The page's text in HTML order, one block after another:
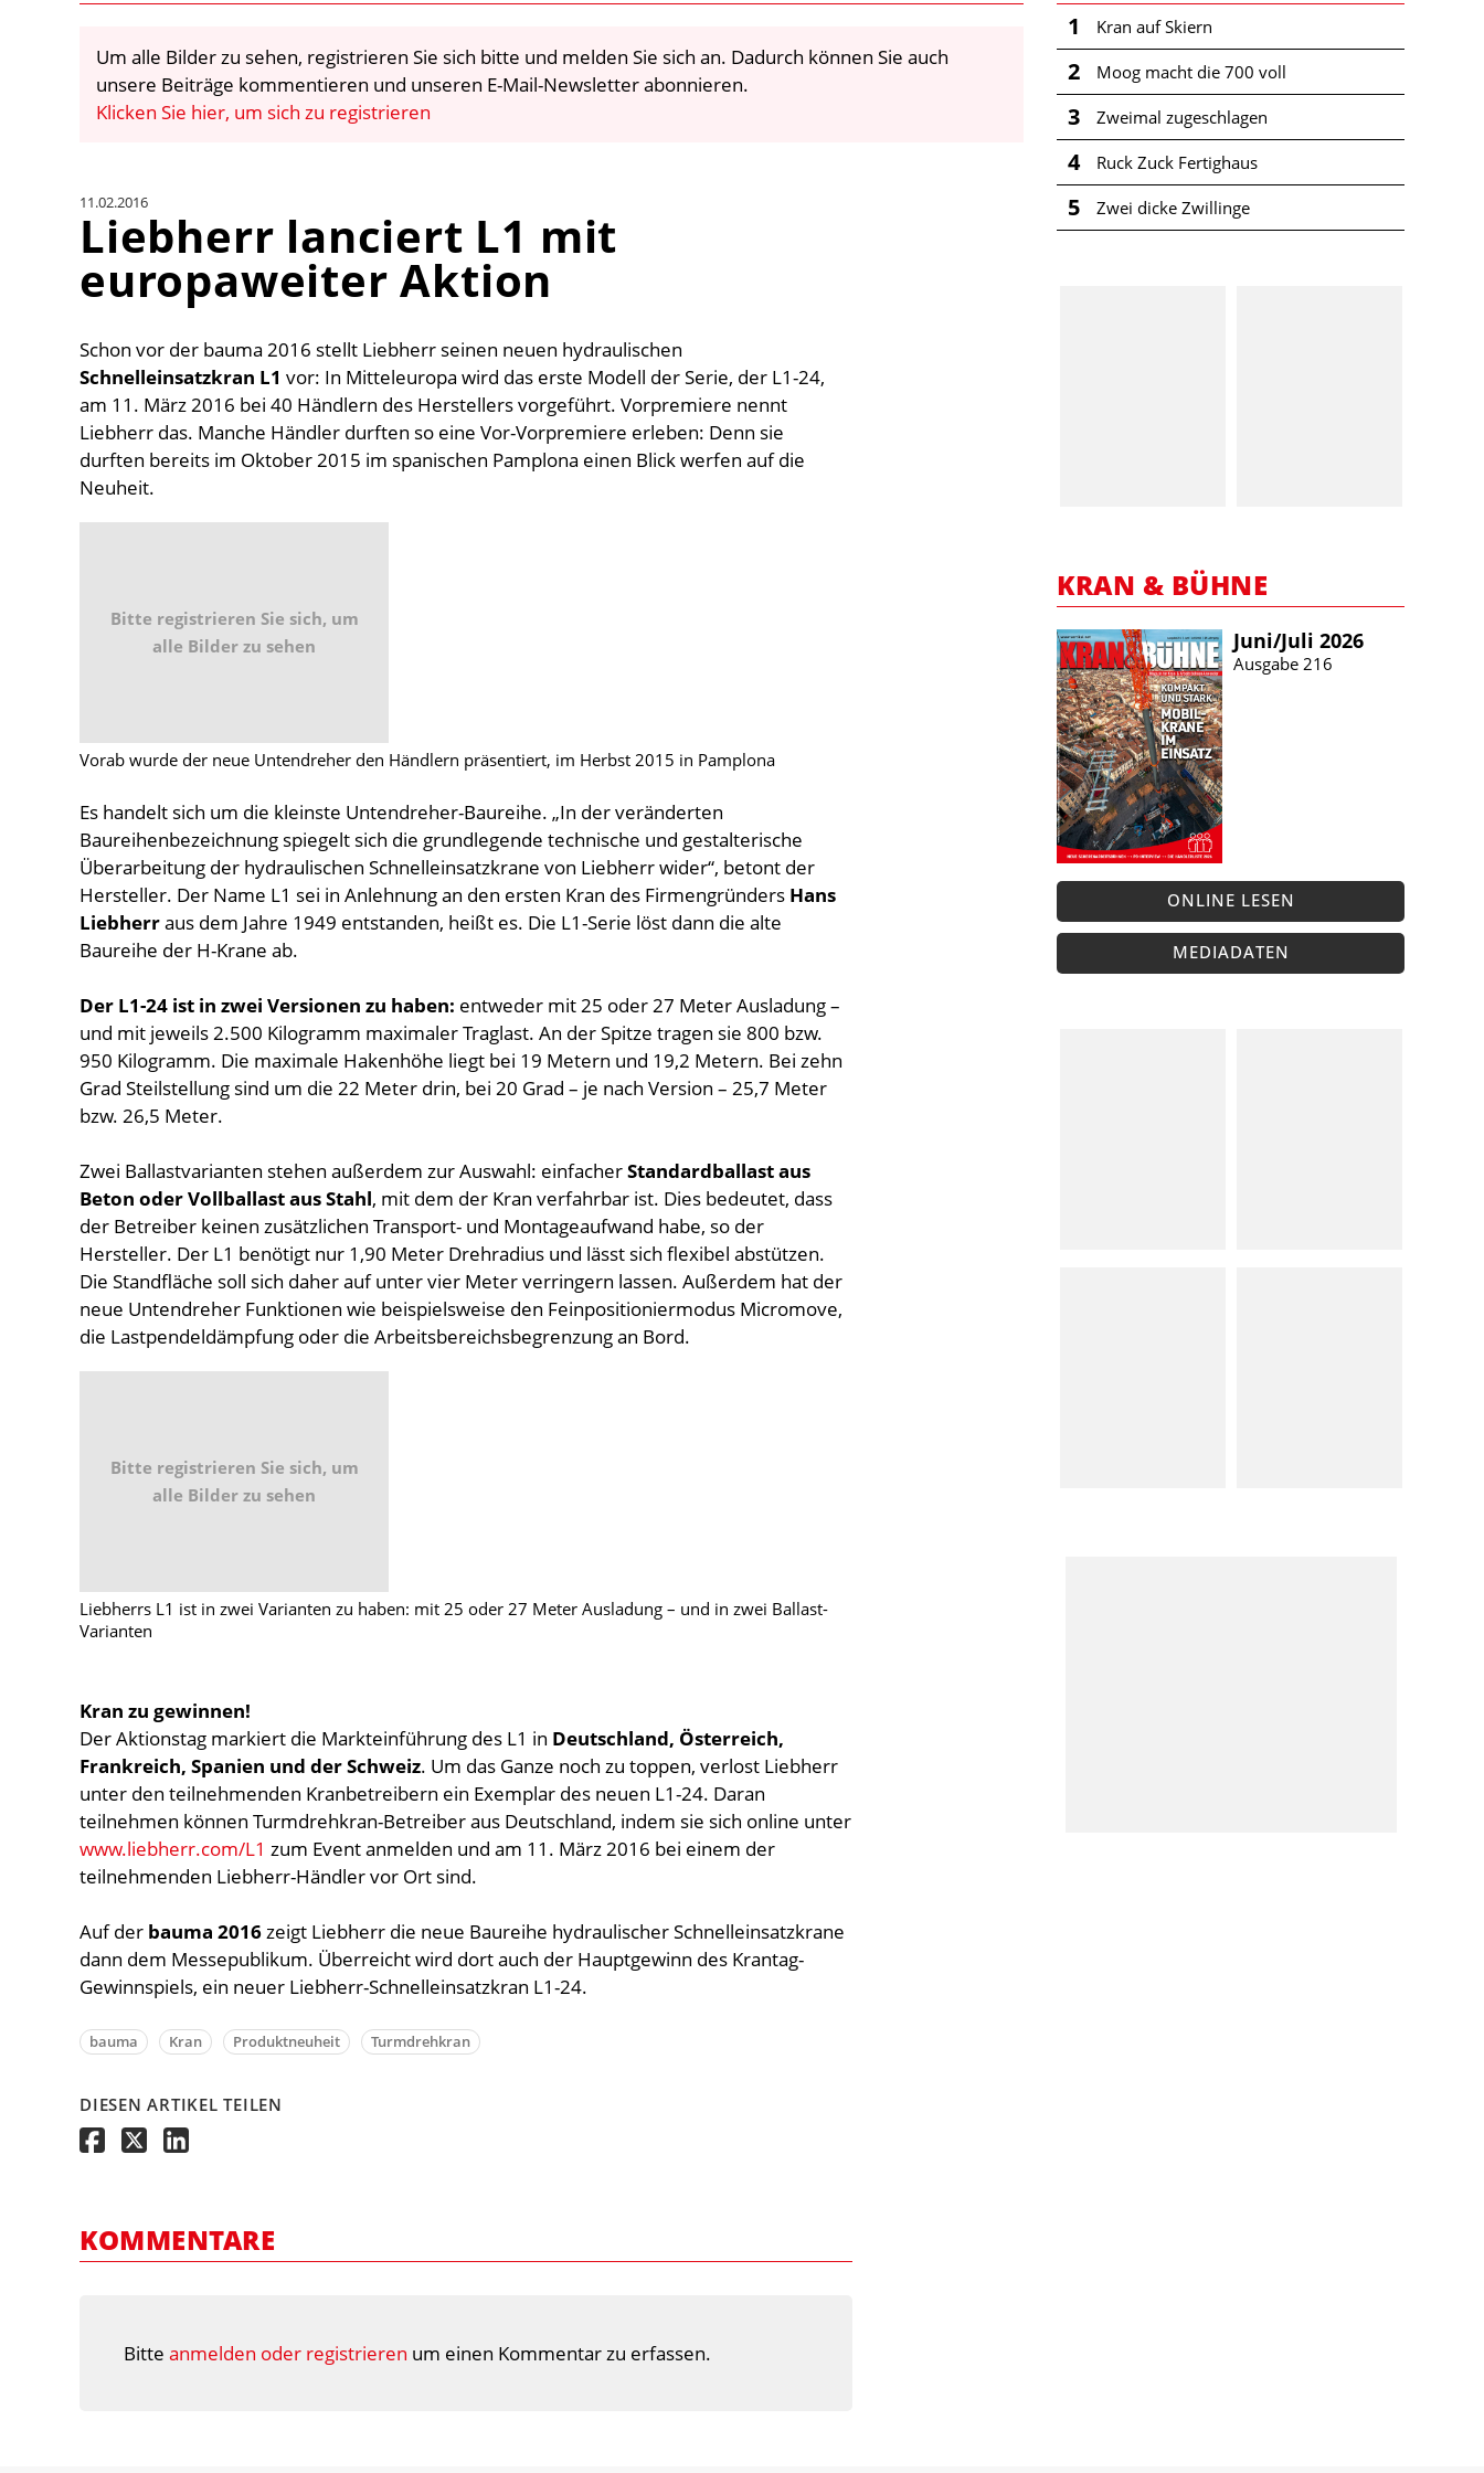
Um alle Bilder zu sehen, registrieren Sie sich bitte und melden Sie sich an. Dadurch können Sie auch
unsere Beiträge kommentieren und unseren E-Mail-Newsletter abonnieren.
Klicken Sie hier, um sich zu registrieren
11.02.2016
Liebherr lanciert L1 mit
europaweiter Aktion
Schon vor der bauma 2016 stellt Liebherr seinen neuen hydraulischen
Schnelleinsatzkran L1 vor: In Mitteleuropa wird das erste Modell der Serie, der L1-24,
am 11. März 2016 bei 40 Händlern des Herstellers vorgeführt. Vorpremiere nennt
Liebherr das. Manche Händler durften so eine Vor-Vorpremiere erleben: Denn sie
durften bereits im Oktober 2015 im spanischen Pamplona einen Blick werfen auf die
Neuheit.
Bitte registrieren Sie sich, um
alle Bilder zu sehen
Vorab wurde der neue Untendreher den Händlern präsentiert, im Herbst 2015 in Pamplona
Es handelt sich um die kleinste Untendreher-Baureihe. „In der veränderten
Baureihenbezeichnung spiegelt sich die grundlegende technische und gestalterische
Überarbeitung der hydraulischen Schnelleinsatzkrane von Liebherr wider“, betont der
Hersteller. Der Name L1 sei in Anlehnung an den ersten Kran des Firmengründers Hans
Liebherraus dem Jahre 1949 entstanden, heißt es. Die L1-Serie löst dann die alte
Baureihe der H-Krane ab.
Der L1-24 ist in zwei Versionen zu haben: entweder mit 25 oder 27 Meter Ausladung –
und mit jeweils 2.500 Kilogramm maximaler Traglast. An der Spitze tragen sie 800 bzw.
950 Kilogramm. Die maximale Hakenhöhe liegt bei 19 Metern und 19,2 Metern. Bei zehn
Grad Steilstellung sind um die 22 Meter drin, bei 20 Grad – je nach Version – 25,7 Meter
bzw. 26,5 Meter.
Zwei Ballastvarianten stehen außerdem zur Auswahl: einfacherStandardballast aus
Beton oder Vollballast aus Stahl, mit dem der Kran verfahrbar ist. Dies bedeutet, dass
der Betreiber keinen zusätzlichen Transport- und Montageaufwand habe, so der
Hersteller. Der L1 benötigt nur 1,90 Meter Drehradius und lässt sich flexibel abstützen.
Die Standfläche soll sich daher auf unter vier Meter verringern lassen. Außerdem hat der
neue Untendreher Funktionen wie beispielsweise den Feinpositioniermodus Micromove,
die Lastpendeldämpfung oder die Arbeitsbereichsbegrenzung an Bord.
Bitte registrieren Sie sich, um
alle Bilder zu sehen
Liebherrs L1 ist in zwei Varianten zu haben: mit 25 oder 27 Meter Ausladung – und in zwei Ballast-
Varianten
Kran zu gewinnen!
Der Aktionstag markiert die Markteinführung des L1 in Deutschland, Österreich,
Frankreich, Spanien und der Schweiz. Um das Ganze noch zu toppen, verlost Liebherr
unter den teilnehmenden Kranbetreibern ein Exemplar des neuen L1-24. Daran
teilnehmen können Turmdrehkran-Betreiber aus Deutschland, indem sie sich online unter
www.liebherr.com/L1 zum Event anmelden und am 11. März 2016 bei einem der
teilnehmenden Liebherr-Händler vor Ort sind.
Auf der bauma 2016zeigt Liebherr die neue Baureihe hydraulischer Schnelleinsatzkrane
dann dem Messepublikum. Überreicht wird dort auch der Hauptgewinn des Krantag-
Gewinnspiels, ein neuer Liebherr-Schnelleinsatzkran L1-24.
bauma Kran Produktneuheit Turmdrehkran
DIESEN ARTIKEL TEILEN
KOMMENTARE
Bitte anmelden oder registrieren um einen Kommentar zu erfassen.
1 Kran auf Skiern
2 Moog macht die 700 voll
3 Zweimal zugeschlagen
4 Ruck Zuck Fertighaus
5 Zwei dicke Zwillinge
KRAN & BÜHNE
Juni/​Juli 2026
Ausgabe 216
ONLINE LESEN
MEDIADATEN